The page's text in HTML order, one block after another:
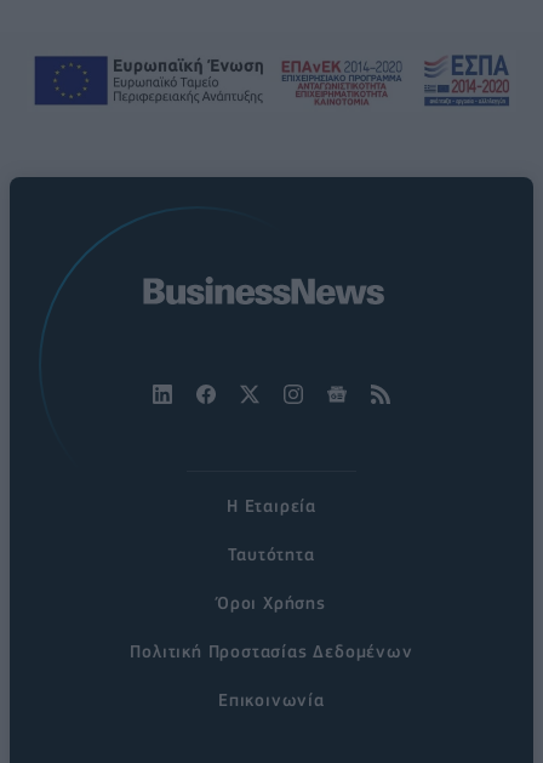
Η Εταιρεία
Ταυτότητα
Όροι Χρήσης
Πολιτική Προστασίας Δεδομένων
Επικοινωνία